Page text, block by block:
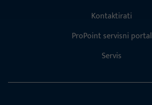
Kontaktirati
ProPoint servisni portal
Servis